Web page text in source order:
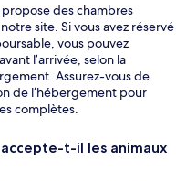
des chambres
site. Si vous avez réservé
vous pouvez
l’arrivée, selon la
Assurez-vous de
de l’hébergement pour
complètes.
t-il les animaux